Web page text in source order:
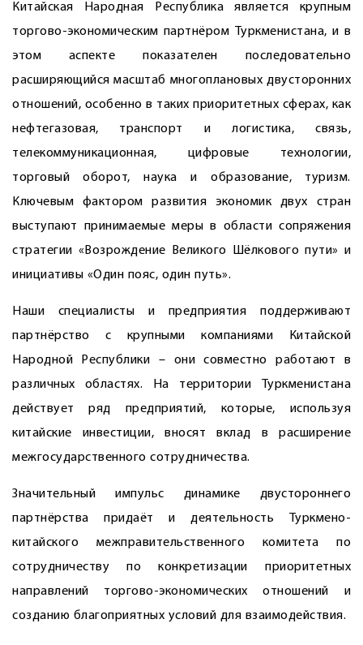
Китайская Народная Республика является крупным
торгово-экономическим партнёром Туркменистана, и в
этом аспекте показателен последовательно
расширяющийся масштаб многоплановых двусторонних
отношений, особенно в таких приоритетных сферах, как
нефтегазовая, транспорт и логистика, связь,
телекоммуникационная, цифровые технологии,
торговый оборот, наука и образование, туризм.
Ключевым фактором развития экономик двух стран
выступают принимаемые меры в области сопряжения
стратегии «Возрождение Великого Шёлкового пути» и
инициативы «Один пояс, один путь».
Наши специалисты и предприятия поддерживают
партнёрство с крупными компаниями Китайской
Народной Республики – они совместно работают в
различных областях. На территории Туркменистана
действует ряд предприятий, которые, используя
китайские инвестиции, вносят вклад в расширение
межгосударственного сотрудничества.
Значительный импульс динамике двустороннего
партнёрства придаёт и деятельность Туркмено-
китайского межправительственного комитета по
сотрудничеству по конкретизации приоритетных
направлений торгово-экономических отношений и
созданию благоприятных условий для взаимодействия.